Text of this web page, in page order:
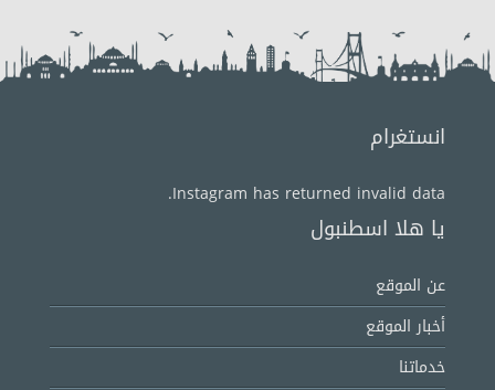
انستغرام
Instagram has returned invalid data.
يا هلا اسطنبول
عن الموقع
أخبار الموقع
خدماتنا